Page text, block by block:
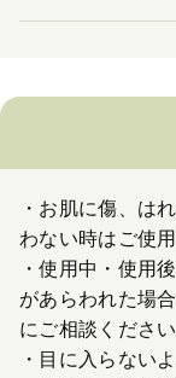
・お肌に傷、は
わない時はご使
・使用中・使用
があらわれた場
にご相談ください
・目に入らない